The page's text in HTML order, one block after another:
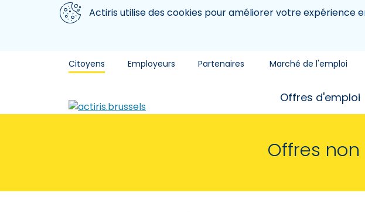
Aller au contenu principal
Nous utilisons des cookiesActiris utilise des cookies pour améliorer votre expérience
Citoyens Employeurs Partenaires Marché de l'emploi
Offres d'emploi
Offres